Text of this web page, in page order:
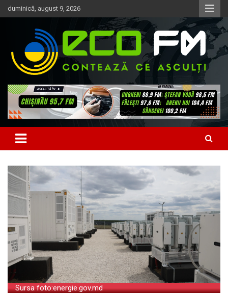
Skip
to
duminică, august 9, 2026
EcoFM
Sursa foto:energie.gov.md